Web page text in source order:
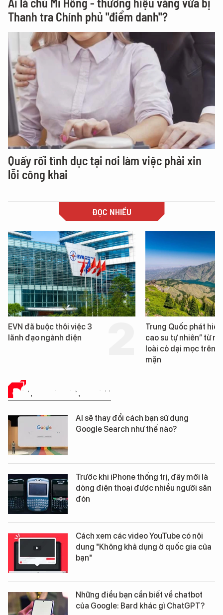
Thanh tra Chính phủ "điểm danh"?
Quấy rối tình dục tại nơi làm việc phải xin
lỗi công khai
ĐỌC NHIỀU
Trung Quốc phát hiện “mỏ
cao su tự nhiên” từ một
Loạt dự án bất
Đà Nẵng sắp bị
ĐÁNH GIÁ SẢN PHẨM
AI sẽ thay đổi cách bạn sử dụng
Google Search như thế nào?
Trước khi iPhone thống trị, đây mới là
dòng điện thoại được nhiều người săn
đón
Cách xem các video YouTube có nội
dung "Không khả dụng ở quốc gia của
bạn"
Những điều bạn cần biết về chatbot
của Google: Bard khác gì ChatGPT?